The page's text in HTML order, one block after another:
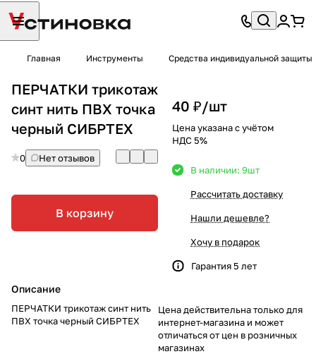
Главная Инструменты Средства индивидуальной защиты
ПЕРЧАТКИ трикотаж
синт нить ПВХ точка
черный СИБРТЕХ
0 Нет отзывов
В корзину
Описание
ПЕРЧАТКИ трикотаж синт нить
ПВХ точка черный СИБРТЕХ
40 ₽/шт
Цена указана с учётом
НДС 5%
В наличии: 9шт
Рассчитать доставку
Нашли дешевле?
Хочу в подарок
Гарантия 5 лет
Цена действительна только для
интернет-магазина и может
отличаться от цен в розничных
магазинах